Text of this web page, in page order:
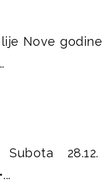
Nove godine
28.12.